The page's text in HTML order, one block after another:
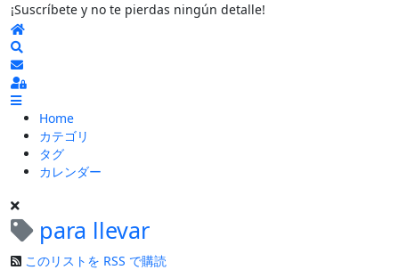
¡Suscríbete y no te pierdas ningún detalle!
Home
ブログの更新を購読
Sign In
Home
カテゴリ
タグ
カレンダー
para llevar
このリストを RSS で購読